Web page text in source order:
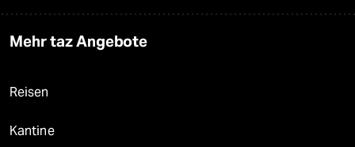
Mehr taz Angebote
Reisen
Kantine